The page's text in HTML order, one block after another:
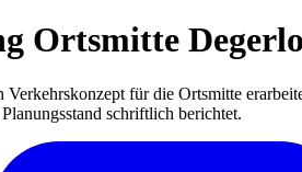
Ortsmitte
für die Ortsmitte
schriftlich berichtet.